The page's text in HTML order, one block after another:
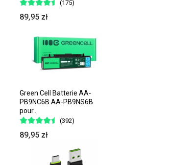
(175)
89,95 zł
Green Cell Batterie AA-
PB9NC6B AA-PB9NS6B
pour..
(392)
89,95 zł